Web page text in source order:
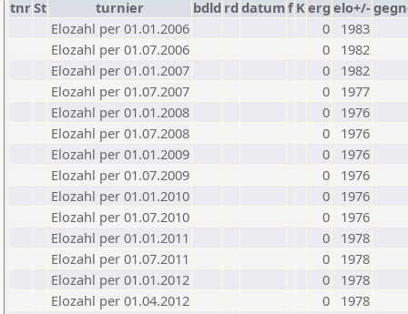
tnrSt turnier bdld rd datumf Kerg elo+/-
Elozahl per 01.01.2006
0
1983
Elozahl per 01.07.2006
0
1982
Elozahl per 01.01.2007
0
1982
Elozahl per 01.07.2007
0
1977
Elozahl per 01.01.2008
0
1976
Elozahl per 01.07.2008
0
1976
Elozahl per 01.01.2009
0
1976
Elozahl per 01.07.2009
0
1976
Elozahl per 01.01.2010
0
1976
Elozahl per 01.07.2010
0
1976
Elozahl per 01.01.2011
0
1978
Elozahl per 01.07.2011
0
1978
Elozahl per 01.01.2012
0
1978
Elozahl per 01.04.2012
0
1978